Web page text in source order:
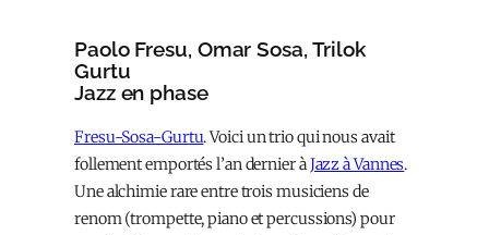
Paolo Fresu, Omar Sosa, Trilok
Gurtu
Jazz en phase
Fresu-Sosa-Gurtu. Voici un trio qui nous avait
follement emportés l’an dernier àJazz à Vannes.
Une alchimie rare entre trois musiciens de
renom (trompette, piano et percussions) pour